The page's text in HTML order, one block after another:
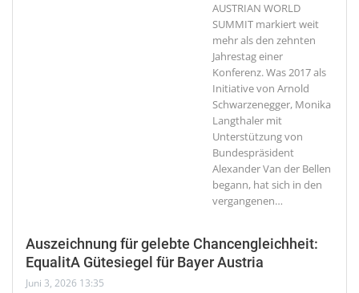
AUSTRIAN WORLD
SUMMIT markiert weit
mehr als den zehnten
Jahrestag einer
Konferenz. Was 2017 als
Initiative von Arnold
Schwarzenegger, Monika
Langthaler mit
Unterstützung von
Bundespräsident
Alexander Van der Bellen
begann, hat sich in den
vergangenen…
Auszeichnung für gelebte Chancengleichheit:
EqualitA Gütesiegel für Bayer Austria
Juni 3, 2026 13:35